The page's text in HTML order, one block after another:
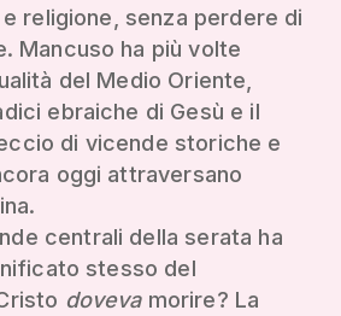
religione, senza perdere di
Mancuso ha più volte
del Medio Oriente,
ebraiche di Gesù e il
di vicende storiche e
oggi attraversano
centrali della serata ha
stesso del
dovevamorire? La